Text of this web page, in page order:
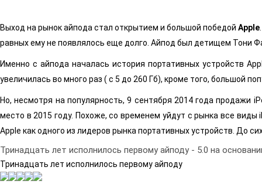
Выход на рынок айпода стал открытием и большой победойApple
равных ему не появлялось еще долго. Айпод был детищем Тони
Именно с айпода началась история портативных устройств
увеличилась во много раз ( с 5 до 260 Гб), кроме того, большой
Но, несмотря на популярность, 9 сентября 2014 года продажи
место в 2015 году. Похоже, со временем уйдут с рынка все
Apple как одного из лидеров рынка портативных устройств. До
Тринадцать лет исполнилось первому айподу- 5.0 на
Тринадцать лет исполнилось первому айподу